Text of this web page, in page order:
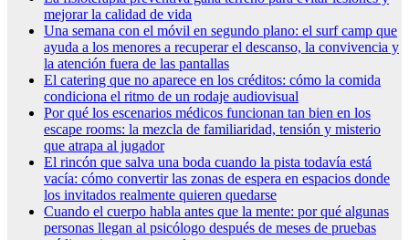
mejorar la calidad de vida
Una semana con el móvil en segundo plano: el surf camp que
ayuda a los menores a recuperar el descanso, la convivencia y
la atención fuera de las pantallas
El catering que no aparece en los créditos: cómo la comida
condiciona el ritmo de un rodaje audiovisual
Por qué los escenarios médicos funcionan tan bien en los
escape rooms: la mezcla de familiaridad, tensión y misterio
que atrapa al jugador
El rincón que salva una boda cuando la pista todavía está
vacía: cómo convertir las zonas de espera en espacios donde
los invitados realmente quieren quedarse
Cuando el cuerpo habla antes que la mente: por qué algunas
personas llegan al psicólogo después de meses de pruebas